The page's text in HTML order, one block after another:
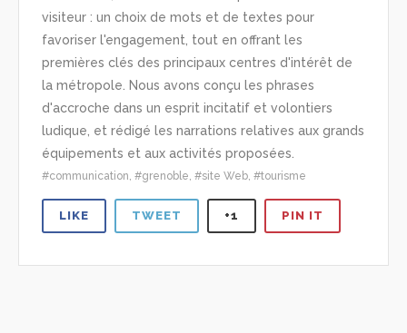
visiteur : un choix de mots et de textes pour
favoriser l'engagement, tout en offrant les
premières clés des principaux centres d'intérêt de
la métropole. Nous avons conçu les phrases
d'accroche dans un esprit incitatif et volontiers
ludique, et rédigé les narrations relatives aux grands
équipements et aux activités proposées.
communication, grenoble, site Web, tourisme
LIKE TWEET +1 PIN IT